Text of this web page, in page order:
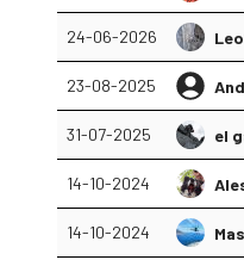
24-06-2026
23-08-2025
31-07-2025 el
14-10-2024
14-10-2024